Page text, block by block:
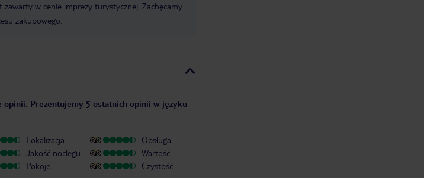
w cenie imprezy turystycznej. Zachęcamy
zakupowego.
Prezentujemy 5 ostatnich opinii w języku
Lokalizacja
Jakość noclegu
Pokoje
Obsługa
Wartość
Czystość